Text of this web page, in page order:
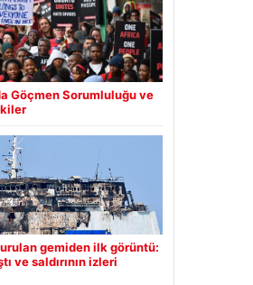
Göçmen Sorumluluğu ve
gemiden ilk görüntü:
ve saldırının izleri